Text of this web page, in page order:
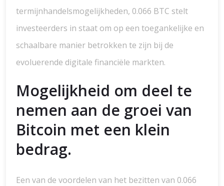
termijnhandelsmogelijkheden, 0.066 BTC stelt
investeerders in staat om op een toegankelijke en
schaalbare manier betrokken te zijn bij de
evoluerende digitale financiële markten.
Mogelijkheid om deel te
nemen aan de groei van
Bitcoin met een klein
bedrag.
Een van de voordelen van het bezitten van 0.066